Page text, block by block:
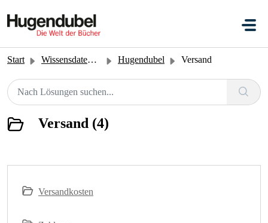
Start Wissensdatenbank Hugendubel Versand
Versand (4)
Versandkosten